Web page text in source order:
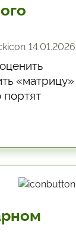
14.01.2026
«матрицу»
портят